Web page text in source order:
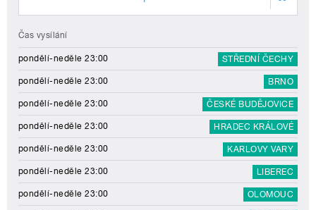
Čas vysílání
pondělí-neděle 23:00 STŘEDNÍ ČECHY
pondělí-neděle 23:00 BRNO
pondělí-neděle 23:00 ČESKÉ BUDĚJOVICE
pondělí-neděle 23:00 HRADEC KRÁLOVÉ
pondělí-neděle 23:00 KARLOVY VARY
pondělí-neděle 23:00 LIBEREC
pondělí-neděle 23:00 OLOMOUC